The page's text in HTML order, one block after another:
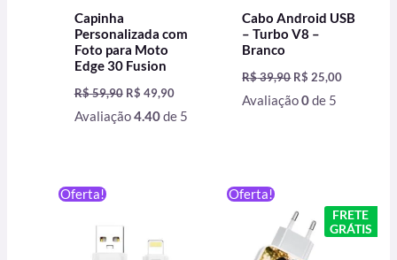
Capinha
Personalizada com
Foto para Moto
Edge 30 Fusion
R$59,90 R$ 49,90
Avaliação4.40de 5
Cabo Android USB
– Turbo V8 –
Branco
R$39,90 R$ 25,00
Avaliação0de 5
Oferta!
R$ 39,90.
Oferta!
FRETE
GRÁTIS
original
era:
R$ 79,90.
preço
atual
é: